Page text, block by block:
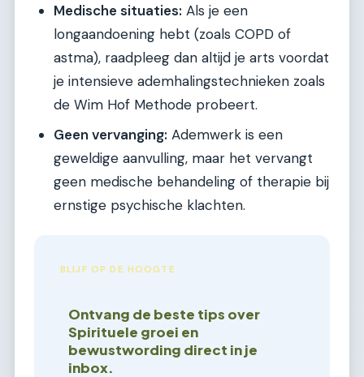
Medische situaties: Als je een
longaandoening hebt (zoals COPD of
astma), raadpleeg dan altijd je arts voordat
je intensieve ademhalingstechnieken zoals
de Wim Hof Methode probeert.
Geen vervanging: Ademwerk is een
geweldige aanvulling, maar het vervangt
geen medische behandeling of therapie bij
ernstige psychische klachten.
BLIJF OP DE HOOGTE
Ontvang de beste tips over
Spirituele groei en
bewustwording direct in je
inbox.